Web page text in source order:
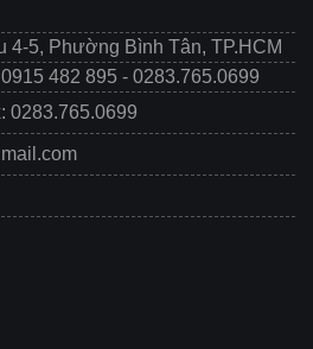
4-5, Phường Bình Tân, TP.HCM
482 895 - 0283.765.0699
0283.765.0699